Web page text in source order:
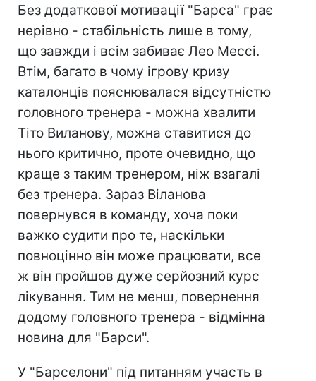
Без додаткової мотивації "Барса" грає
нерівно - стабільність лише в тому,
що завжди і всім забиває Лео Мессі.
Втім, багато в чому ігрову кризу
каталонців пояснювалася відсутністю
головного тренера - можна хвалити
Тіто Виланову, можна ставитися до
нього критично, проте очевидно, що
краще з таким тренером, ніж взагалі
без тренера. Зараз Віланова
повернувся в команду, хоча поки
важко судити про те, наскільки
повноцінно він може працювати, все
ж він пройшов дуже серйозний курс
лікування. Тим не менш, повернення
додому головного тренера - відмінна
новина для "Барси".
У "Барселони" під питанням участь в